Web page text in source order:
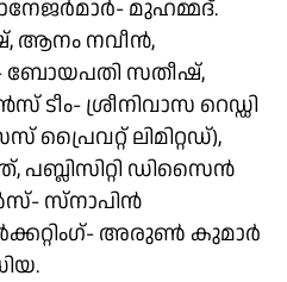
മുഹമ്മദ്.
ആനം നവീൻ,
ബോയപതി സതീഷ്,
ശ്രീനിവാസ റെഡ്ഡി
പ്രൈവറ്റ് ലിമിറ്റഡ്),
പബ്ലിസിറ്റി ഡിസൈൻ
സ്നാപിൻ
അരുൺ കുമാർ